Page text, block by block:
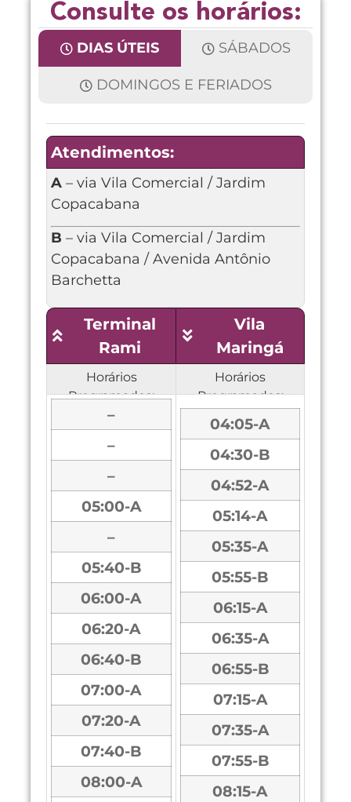
Consulte os horários:
DIAS ÚTEIS SÁBADOS
DOMINGOS E FERIADOS
Atendimentos:
A – via Vila Comercial / Jardim
Copacabana
B – via Vila Comercial / Jardim
Copacabana / Avenida Antônio
Barchetta
Terminal
Rami
Vila
Maringá
Horários
Programados:
Horários
Programados:
–
–
–
05:00-A
–
05:40-B
06:00-A
06:20-A
06:40-B
07:00-A
07:20-A
07:40-B
08:00-A
04:05-A
04:30-B
04:52-A
05:14-A
05:35-A
05:55-B
06:15-A
06:35-A
06:55-B
07:15-A
07:35-A
07:55-B
08:15-A